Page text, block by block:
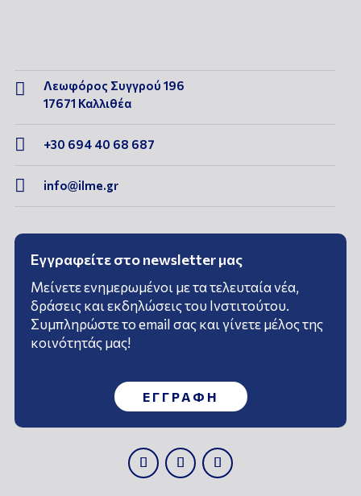

Λεωφόρος Συγγρού 196
17671 Καλλιθέα
 +30 694 40 68 687
 info@ilme.gr
Εγγραφείτε στο newsletter μας
Μείνετε ενημερωμένοι με τα τελευταία νέα,
δράσεις και εκδηλώσεις του Ινστιτούτου.
Συμπληρώστε το email σας και γίνετε μέλος της
κοινότητάς μας!
ΕΓΓΡΑΦΗ